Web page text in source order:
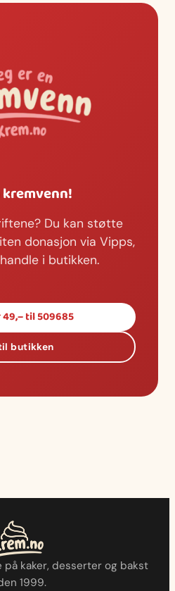
Du kan støtte
donasjon via Vipps,
i butikken.
til 509685
butikken
kaker, desserter og bakst
1999.